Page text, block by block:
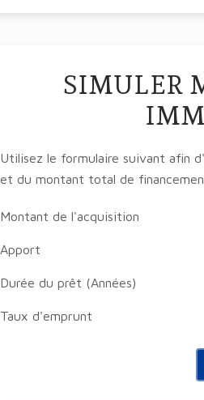
SIMULER
Utilisez le formulaire suivant afin
et du montant total de
Montant de l'acquisition
Apport
Durée du prêt (Années)
Taux d'emprunt